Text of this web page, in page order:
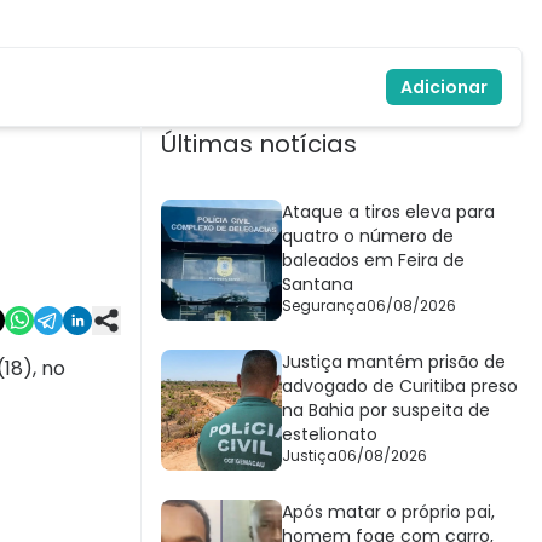
Adicionar
no
Últimas notícias
Ataque a tiros eleva para
quatro o número de
baleados em Feira de
Santana
Segurança06/08/2026
Justiça mantém prisão de
advogado de Curitiba preso
na Bahia por suspeita de
estelionato
Justiça06/08/2026
Após matar o próprio pai,
homem foge com carro,